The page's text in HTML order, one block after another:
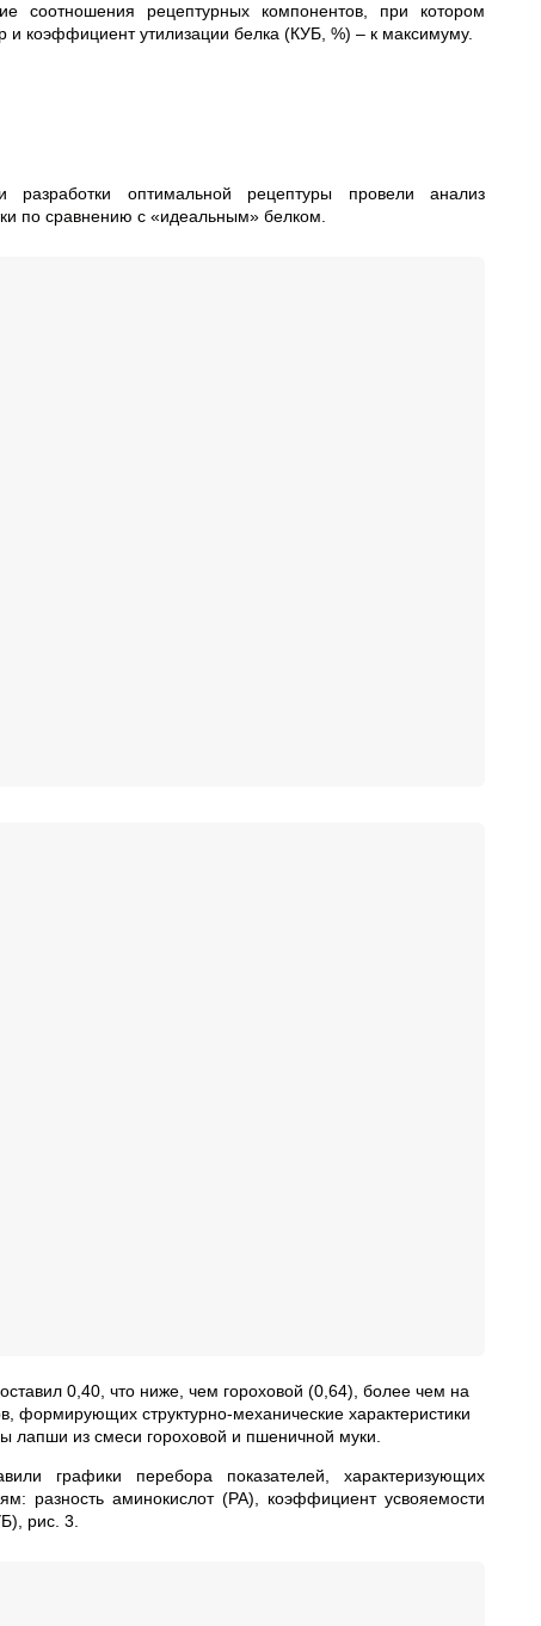
соотношения рецептурных компонентов, при котором
и коэффициент утилизации белка (КУБ, %) – к максимуму.
оптимальной рецептуры провели анализ
по сравнению с «идеальным» белком.
0,40, что ниже, чем гороховой (0,64), более чем на
формирующих структурно-механические характеристики
лапши из смеси гороховой и пшеничной муки.
графики перебора показателей, характеризующих
разность аминокислот (РА), коэффициент усвояемости
рис. 3.